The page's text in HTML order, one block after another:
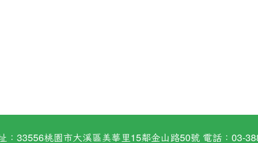
：33556桃園市大溪區美華里15鄰金山路50號 電話：03-